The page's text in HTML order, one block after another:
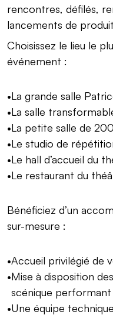
rencontres, défilés,
lancements de
Choisissez le lieu le
événement :
La grande salle
La salle
La petite salle de
Le studio de
Le hall d’accueil du
Le restaurant du
Bénéficiez d’un
sur-mesure :
Accueil privilégié de
Mise à disposition
scénique performant
Une équipe